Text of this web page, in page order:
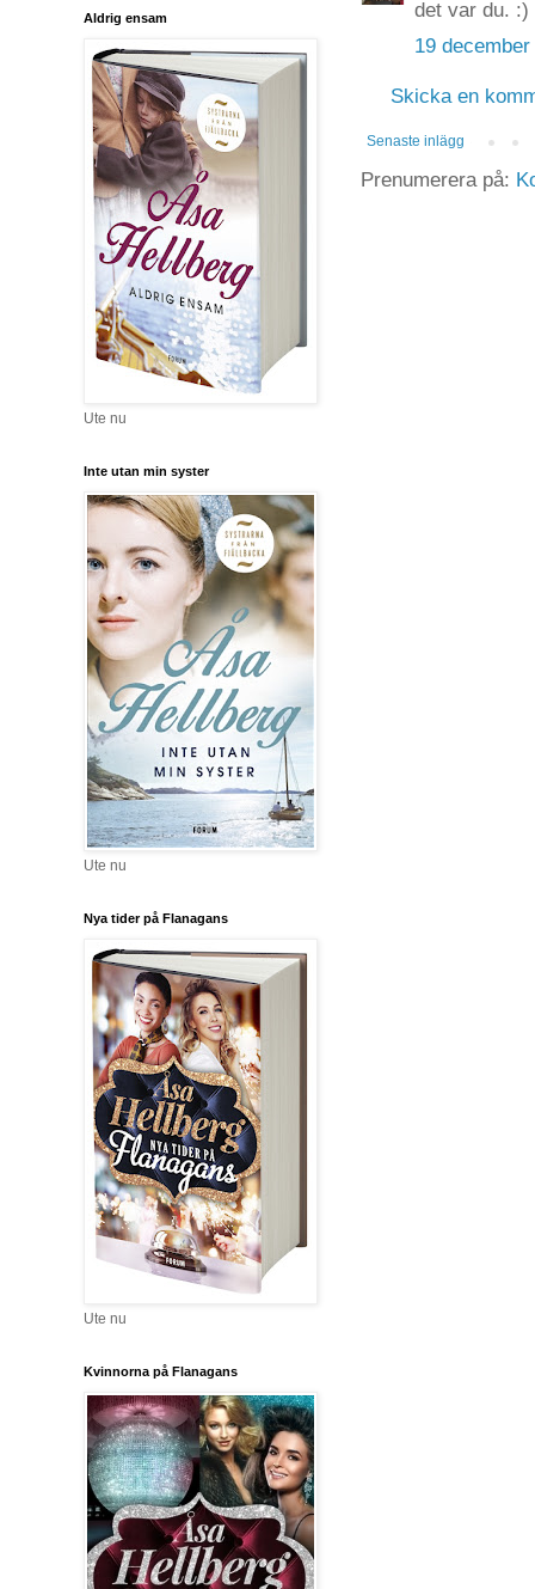
det var du. :)
19
Skicka en
Senaste inlägg
Prenumerera på:
Aldrig ensam
Ute nu
Inte utan min syster
Ute nu
Nya tider på Flanagans
Ute nu
Kvinnorna på Flanagans